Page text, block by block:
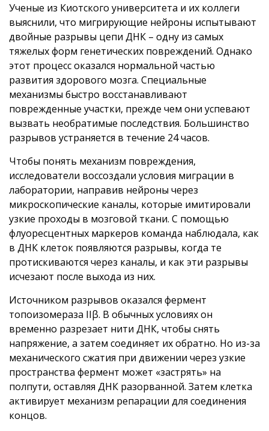
Ученые из Киотского университета и их коллеги
выяснили, что мигрирующие нейроны испытывают
двойные разрывы цепи ДНК – одну из самых
тяжелых форм генетических повреждений. Однако
этот процесс оказался нормальной частью
развития здорового мозга. Специальные
механизмы быстро восстанавливают
поврежденные участки, прежде чем они успевают
вызвать необратимые последствия. Большинство
разрывов устраняется в течение 24 часов.
Чтобы понять механизм повреждения,
исследователи воссоздали условия миграции в
лаборатории, направив нейроны через
микроскопические каналы, которые имитировали
узкие проходы в мозговой ткани. С помощью
флуоресцентных маркеров команда наблюдала, как
в ДНК клеток появляются разрывы, когда те
протискиваются через каналы, и как эти разрывы
исчезают после выхода из них.
Источником разрывов оказался фермент
топоизомераза IIβ. В обычных условиях он
временно разрезает нити ДНК, чтобы снять
напряжение, а затем соединяет их обратно. Но из-за
механического сжатия при движении через узкие
пространства фермент может «застрять» на
полпути, оставляя ДНК разорванной. Затем клетка
активирует механизм репарации для соединения
концов.